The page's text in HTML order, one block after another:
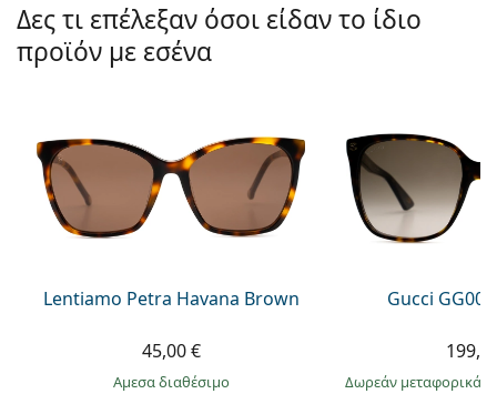
Δες τι επέλεξαν όσοι είδαν το ίδιο
προϊόν με εσένα
Lentiamo Petra Havana Brown
45,00 €
άμεσα διαθέσιμο
Gucci
Δωρεάν μεταφορικά